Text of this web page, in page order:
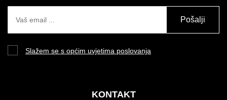
Pošalji
Slažem se s općim uvjetima poslovanja
KONTAKT